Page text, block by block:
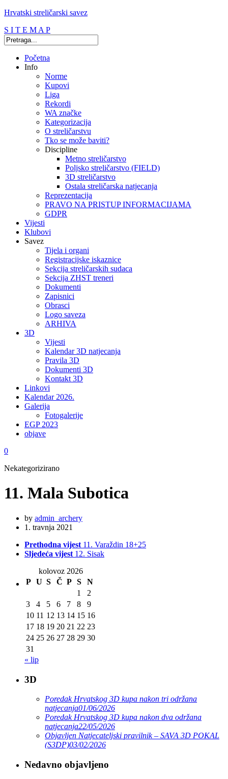
Hrvatski streličarski savez
S I T E M A P
Početna
Info
Norme
Kupovi
Liga
Rekordi
WA značke
Kategorizacija
O streličarstvu
Tko se može baviti?
Discipline
Metno streličarstvo
Poljsko streličarstvo (FIELD)
3D streličarstvo
Ostala streličarska natjecanja
Reprezentacija
PRAVO NA PRISTUP INFORMACIJAMA
GDPR
Vijesti
Klubovi
Savez
Tijela i organi
Registracijske iskaznice
Sekcija streličarskih sudaca
Sekcija ZHST treneri
Dokumenti
Zapisnici
Obrasci
Logo saveza
ARHIVA
3D
Vijesti
Kalendar 3D natjecanja
Pravila 3D
Dokumenti 3D
Kontakt 3D
Linkovi
Kalendar 2026.
Galerija
Fotogalerije
EGP 2023
objave
0
Nekategorizirano
11. Mala Subotica
by admin_archery
1. travnja 2021
Prethodna vijest 11. Varaždin 18+25
Sljedeća vijest 12. Sisak
kolovoz 2026
P U S Č P S
N
1
2
3
4 5 6 7 8
9
10 11 12 13 14 15 16
17 18 19 20 21 22 23
24 25 26 27 28 29 30
31
« lip
3D
Poredak Hrvatskog 3D kupa nakon tri održana
natjecanja01/06/2026
Poredak Hrvatskog 3D kupa nakon dva održana
natjecanja22/05/2026
Objavljen Natjecateljski pravilnik – SAVA 3D POKAL
(S3DP)03/02/2026
Nedavno objavljeno